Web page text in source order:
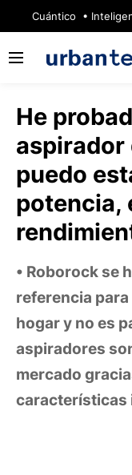
Cuántico
He
aspirador
puedo
potencia,
Roborock se
referencia
hogar y no es
aspiradores
mercado
características